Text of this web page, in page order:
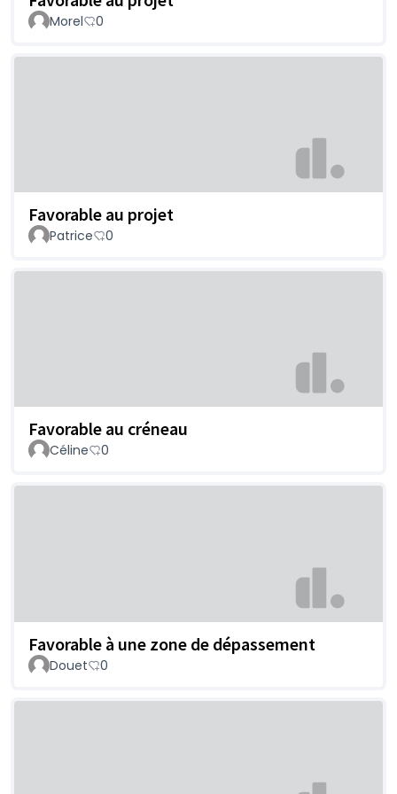
Morel 0
Favorable au projet
Patrice 0
Favorable au créneau
Céline 0
Favorable à une zone de dépassement
Douet 0